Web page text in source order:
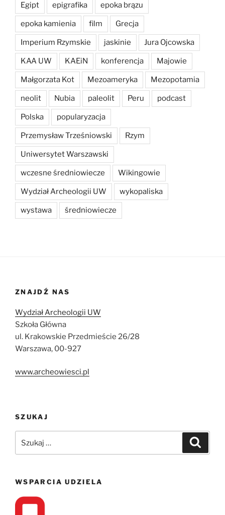
Egipt epigrafika epoka brązu
epoka kamienia film Grecja
Imperium Rzymskie jaskinie Jura Ojcowska
KAA UW KAEiN konferencja Majowie
Małgorzata Kot Mezoameryka Mezopotamia
neolit Nubia paleolit Peru podcast
Polska popularyzacja
Przemysław Trześniowski Rzym
Uniwersytet Warszawski
wczesne średniowiecze Wikingowie
Wydział Archeologii UW wykopaliska
wystawa średniowiecze
ZNAJDŹ NAS
Wydział Archeologii UW
Szkoła Główna
ul. Krakowskie Przedmieście 26/28
Warszawa, 00-927
www.archeowiesci.pl
SZUKAJ
WSPARCIA UDZIELA